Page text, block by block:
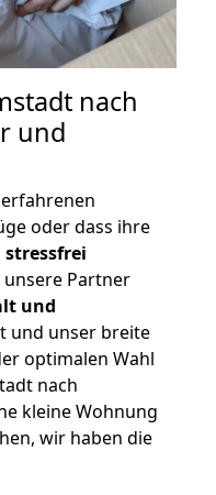
nach
und
oder dass ihre
Partner
und
und unser breite
optimalen Wahl
nach
kleine Wohnung
wir haben die